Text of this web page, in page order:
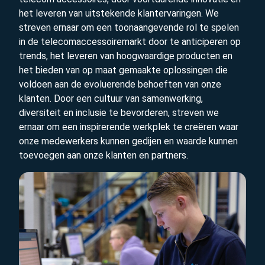
het leveren van uitstekende klantervaringen. We
streven ernaar om een toonaangevende rol te spelen
in de telecomaccessoiremarkt door te anticiperen op
trends, het leveren van hoogwaardige producten en
het bieden van op maat gemaakte oplossingen die
voldoen aan de evoluerende behoeften van onze
klanten. Door een cultuur van samenwerking,
diversiteit en inclusie te bevorderen, streven we
ernaar om een inspirerende werkplek te creëren waar
onze medewerkers kunnen gedijen en waarde kunnen
toevoegen aan onze klanten en partners.